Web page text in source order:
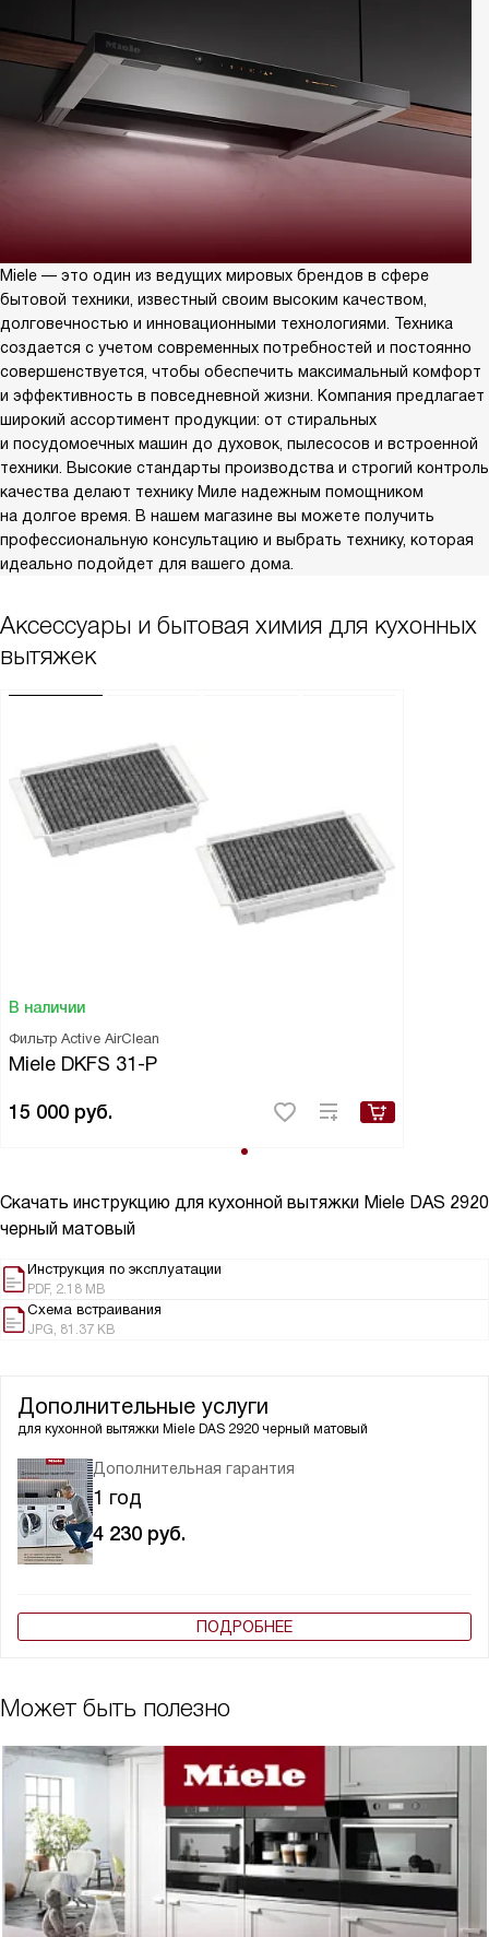
Miele — это один из ведущих мировых брендов в сфере
бытовой техники, известный своим высоким качеством,
долговечностью и инновационными технологиями. Техника
создается с учетом современных потребностей и постоянно
совершенствуется, чтобы обеспечить максимальный комфорт
и эффективность в повседневной жизни. Компания предлагает
широкий ассортимент продукции: от стиральных
и посудомоечных машин до духовок, пылесосов и встроенной
техники. Высокие стандарты производства и строгий контроль
качества делают технику Миле надежным помощником
на долгое время. В нашем магазине вы можете получить
профессиональную консультацию и выбрать технику, которая
идеально подойдет для вашего дома.
Аксессуары и бытовая химия для кухонных
вытяжек
В наличии
Фильтр Active AirClean
Miele DKFS 31-P
15 000 руб.
Скачать инструкцию для кухонной вытяжки Miele DAS 2920
черный матовый
Инструкция по эксплуатации
PDF, 2.18 MB
Схема встраивания
JPG, 81.37 KB
Дополнительные услуги
для кухонной вытяжки Miele DAS 2920 черный матовый
Дополнительная гарантия
1 год
4 230 руб.
ПОДРОБНЕЕ
Может быть полезно